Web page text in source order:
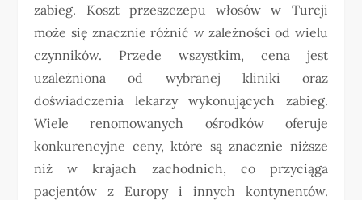
zabieg. Koszt przeszczepu włosów w Turcji
może się znacznie różnić w zależności od wielu
czynników. Przede wszystkim, cena jest
uzależniona od wybranej kliniki oraz
doświadczenia lekarzy wykonujących zabieg.
Wiele renomowanych ośrodków oferuje
konkurencyjne ceny, które są znacznie niższe
niż w krajach zachodnich, co przyciąga
pacjentów z Europy i innych kontynentów.